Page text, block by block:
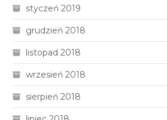
styczeń 2019
grudzień 2018
listopad 2018
wrzesień 2018
sierpień 2018